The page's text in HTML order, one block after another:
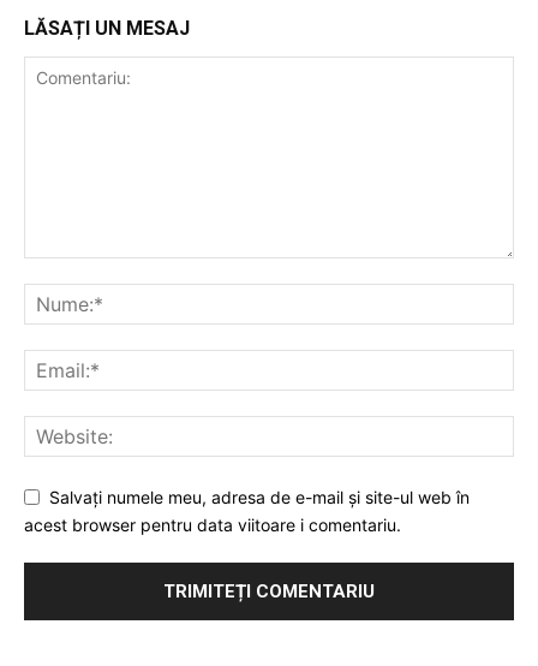
LĂSAȚI UN MESAJ
Salvați numele meu, adresa de e-mail și site-ul web în
acest browser pentru data viitoare i comentariu.